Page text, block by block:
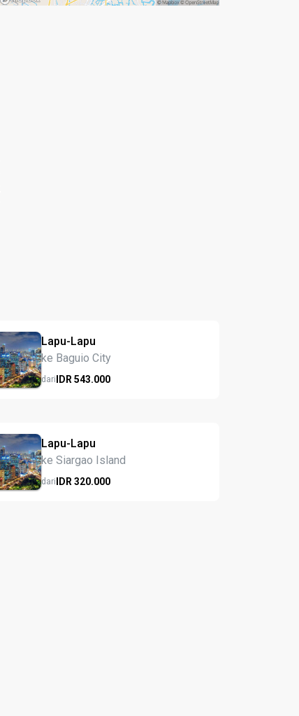
Lapu-Lapu
ke Baguio City
dariIDR543.000
Lapu-Lapu
ke Siargao Island
dariIDR320.000